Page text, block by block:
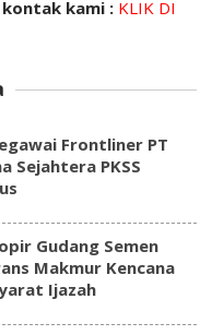
kami : KLIK DI
Frontliner PT
Sejahtera PKSS
Gudang Semen
Makmur Kencana
Ijazah